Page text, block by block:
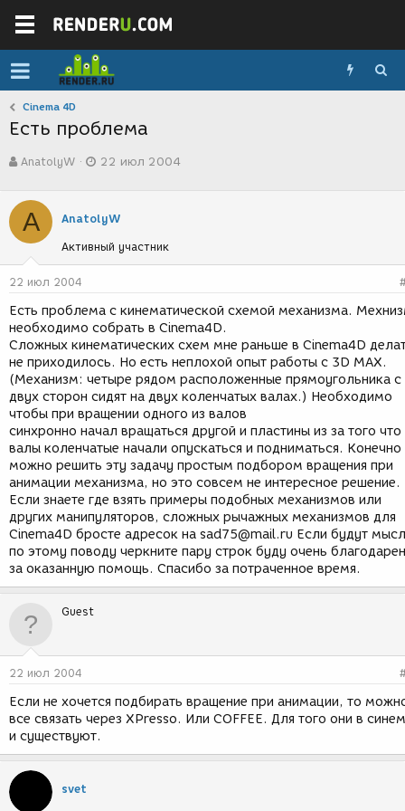
Cinema 4D
Есть проблема
в
о
р
т
е
м
ы
AnatolyW
а
с
з
д
и
я
22 июл 2004
A AnatolyW
Активный участник
22 июл 2004
Есть проблема с кинематической схемой механизма.
необходимо собрать в Cinema4D.
Сложных кинематических схем мне раньше в Cinema4D
не приходилось. Но есть неплохой опыт работы с 3D MAX.
(Механизм: четыре рядом расположенные прямоугольника с
двух сторон сидят на двух коленчатых валах.) Необходимо
чтобы при вращении одного из валов
синхронно начал вращаться другой и пластины из за того что
валы коленчатые начали опускаться и подниматься. Конечно
можно решить эту задачу простым подбором вращения при
анимации механизма, но это совсем не интересное решение.
Если знаете где взять примеры подобных механизмов или
других манипуляторов, сложных рычажных механизмов для
Cinema4D бросте адресок на sad75@mail.ru Если будут
по этому поводу черкните пару строк буду очень благодарен
за оказанную помощь. Спасибо за потраченное время.
Guest
22 июл 2004
Если не хочется подбирать вращение при анимации, то
все связать через XPresso. Или COFFEE. Для того они в
и существуют.
svet